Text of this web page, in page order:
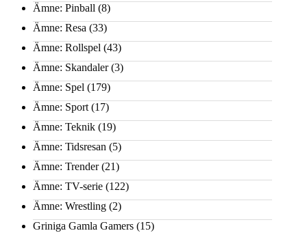
Ämne: Pinball (8)
Ämne: Resa (33)
Ämne: Rollspel (43)
Ämne: Skandaler(3)
Ämne: Spel (179)
Ämne: Sport (17)
Ämne: Teknik (19)
Ämne: Tidsresan (5)
Ämne: Trender(21)
Ämne: TV-serie (122)
Ämne: Wrestling (2)
Griniga Gamla Gamers (15)